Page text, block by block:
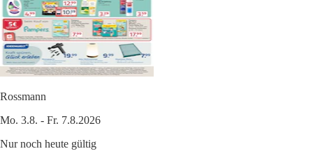
Rossmann
Mo. 3.8. - Fr. 7.8.2026
Nur noch heute gültig